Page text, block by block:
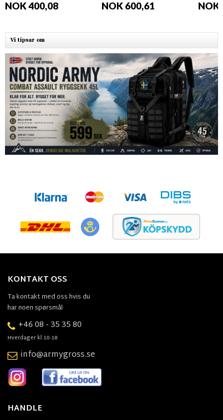
NOK 400,08 NOK 600,61 NOK
Vi tipsar om
KONTAKT OSS
Ta kontakt med oss hvis du
har noen spørsmål
+46 08 - 35 35 80
Hverdager kl.10-18
info@armygross.se
HANDLE